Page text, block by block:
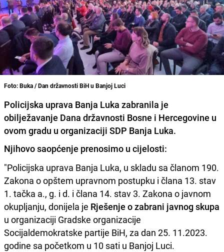
Foto: Buka / Dan državnosti BiH u Banjoj Luci
Policijska uprava Banja Luka zabranila je
obilježavanje Dana državnosti Bosne i Hercegovine u
ovom gradu u organizaciji SDP Banja Luka.
Njihovo saopćenje prenosimo u cijelosti:
"Policijska uprava Banja Luka, u skladu sa članom 190.
Zakona o opštem upravnom postupku i člana 13. stav
1. tačka a., g. i d. i člana 14. stav 3. Zakona o javnom
okupljanju, donijela je Rješenje o zabrani javnog skupa
u organizaciji Gradske organizacije
Socijaldemokratske partije BiH, za dan 25. 11.2023.
godine sa početkom u 10 sati u Banjoj Luci.